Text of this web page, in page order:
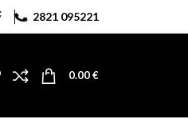
2821 095221
0.00€